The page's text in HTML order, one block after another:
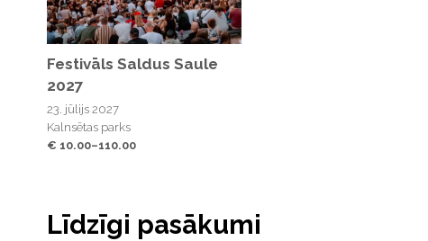
Festivāls Saldus Saule
2027
23. jūlijs 2027
Kalnsētas parks
€ 10.00–110.00
Līdzīgi pasākumi